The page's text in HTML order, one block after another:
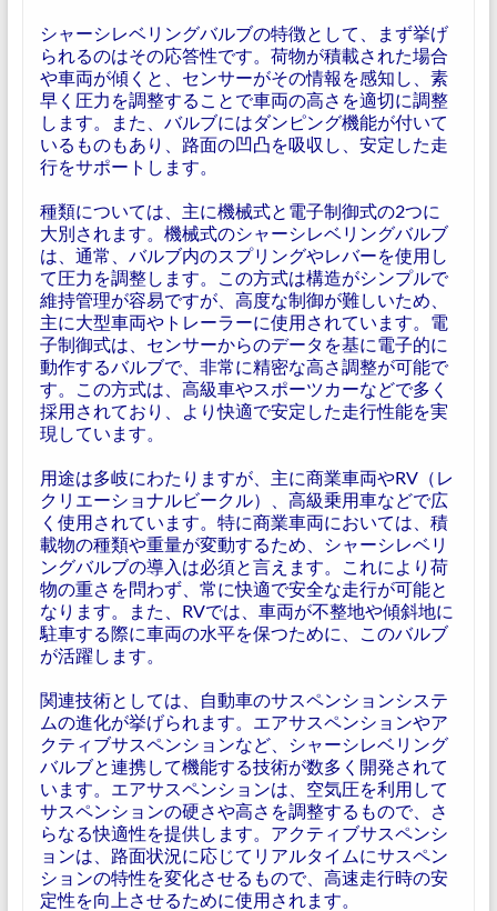
シャーシレベリングバルブの特徴として、まず挙げ
られるのはその応答性です。荷物が積載された場合
や車両が傾くと、センサーがその情報を感知し、素
早く圧力を調整することで車両の高さを適切に調整
します。また、バルブにはダンピング機能が付いて
いるものもあり、路面の凹凸を吸収し、安定した走
行をサポートします。
種類については、主に機械式と電子制御式の2つに
大別されます。機械式のシャーシレベリングバルブ
は、通常、バルブ内のスプリングやレバーを使用し
て圧力を調整します。この方式は構造がシンプルで
維持管理が容易ですが、高度な制御が難しいため、
主に大型車両やトレーラーに使用されています。電
子制御式は、センサーからのデータを基に電子的に
動作するバルブで、非常に精密な高さ調整が可能で
す。この方式は、高級車やスポーツカーなどで多く
採用されており、より快適で安定した走行性能を実
現しています。
用途は多岐にわたりますが、主に商業車両やRV（レ
クリエーショナルビークル）、高級乗用車などで広
く使用されています。特に商業車両においては、積
載物の種類や重量が変動するため、シャーシレベリ
ングバルブの導入は必須と言えます。これにより荷
物の重さを問わず、常に快適で安全な走行が可能と
なります。また、RVでは、車両が不整地や傾斜地に
駐車する際に車両の水平を保つために、このバルブ
が活躍します。
関連技術としては、自動車のサスペンションシステ
ムの進化が挙げられます。エアサスペンションやア
クティブサスペンションなど、シャーシレベリング
バルブと連携して機能する技術が数多く開発されて
います。エアサスペンションは、空気圧を利用して
サスペンションの硬さや高さを調整するもので、さ
らなる快適性を提供します。アクティブサスペンシ
ョンは、路面状況に応じてリアルタイムにサスペン
ションの特性を変化させるもので、高速走行時の安
定性を向上させるために使用されます。